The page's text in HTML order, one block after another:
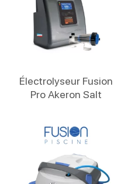
Électrolyseur Fusion
Pro Akeron Salt